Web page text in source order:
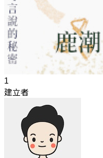
1
建立者